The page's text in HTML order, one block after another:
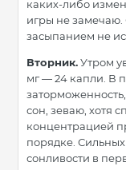
каких-либо
игры не
засыпанием не
Вторник.Утром
мг — 24 капли. В
сон, зеваю, хотя
концентрацией
порядке.
сонливости в